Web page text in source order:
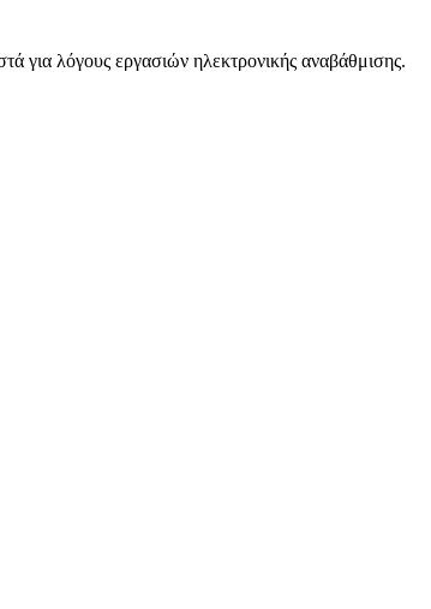
λόγους εργασιών ηλεκτρονικής αναβάθμισης.